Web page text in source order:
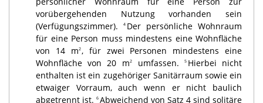
vorübergehenden Nutzung vorhanden sein
(Verfügungszimmer).4 Der persönliche Wohnraum
für eine Person muss mindestens eine Wohnfläche
von 14 m2 , für zwei Personen mindestens eine
Wohnfläche von 20 m2 umfassen.5 Hierbei nicht
enthalten ist ein zugehöriger Sanitärraum sowie ein
etwaiger Vorraum, auch wenn er nicht baulich
abgetrennt ist.6 Abweichend von Satz 4 sind solitäre